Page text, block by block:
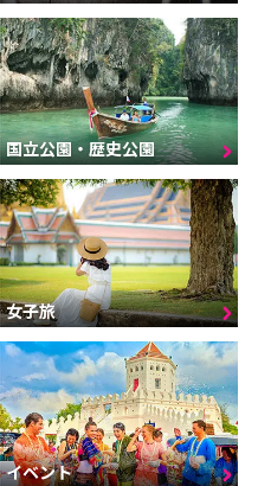
国立公園・歴史公園
女子旅
イベント